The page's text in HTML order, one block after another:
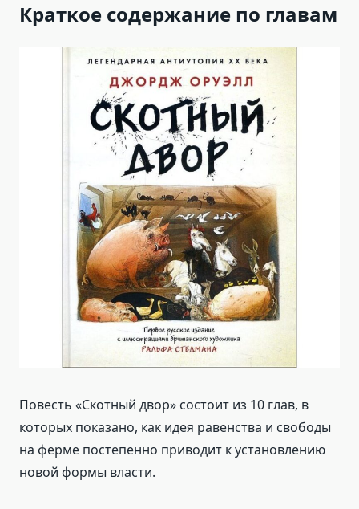
Краткое содержание по главам
Повесть «Скотный двор» состоит из 10 глав, в
которых показано, как идея равенства и свободы
на ферме постепенно приводит к установлению
новой формы власти.